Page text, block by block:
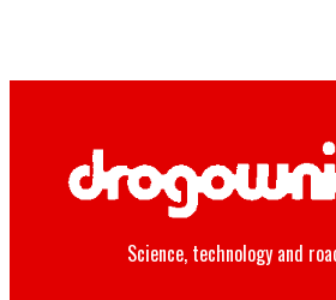
Science, technology and